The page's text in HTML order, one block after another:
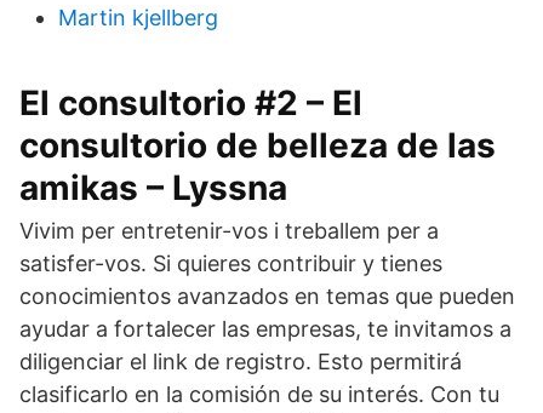
Martin kjellberg
El consultorio #2 – El
consultorio de belleza de las
amikas – Lyssna
Vivim per entretenir-vos i treballem per a
satisfer-vos. Si quieres contribuir y tienes
conocimientos avanzados en temas que pueden
ayudar a fortalecer las empresas, te invitamos a
diligenciar el link de registro. Esto permitirá
clasificarlo en la comisión de su interés. Con tu